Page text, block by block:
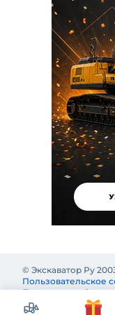
© Экскаватор Ру
Пользовательское
Политика
Реклама и